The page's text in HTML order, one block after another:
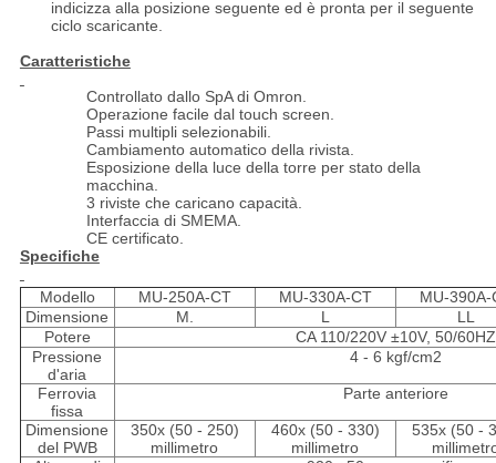
indicizza alla posizione seguente ed è pronta per il seguente
ciclo scaricante.
Caratteristiche
Controllato dallo SpA di Omron.
Operazione facile dal touch screen.
Passi multipli selezionabili.
Cambiamento automatico della rivista.
Esposizione della luce della torre per stato della
macchina.
3 riviste che caricano capacità.
Interfaccia di SMEMA.
CE certificato.
Specifiche
Modello MU-250A-CT MU-330A-CT
MU-390A-
Dimensione
M. L
LL
Potere
CA 110/220V ±10V, 50/60HZ
Pressione
d'aria
4 - 6 kgf/cm2
Ferrovia
fissa
Parte anteriore
Dimensione
del PWB
350x (50 - 250)
millimetro
460x (50 - 330)
millimetro
535x (50 -